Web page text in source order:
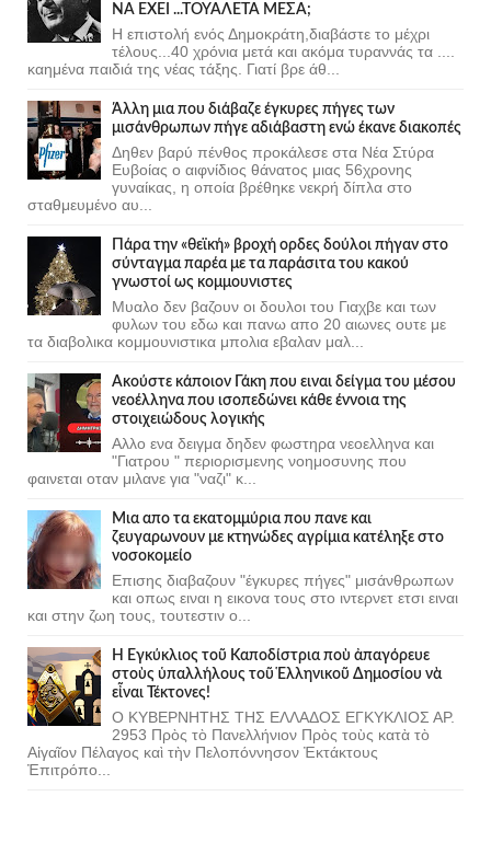
ΝΑ ΕΧΕΙ ...ΤΟΥΑΛΕΤΑ ΜΕΣΑ;
Η επιστολή ενός Δημοκράτη,διαβάστε το μέχρι
τέλους...40 χρόνια μετά και ακόμα τυραννάς τα ....
καημένα παιδιά της νέας τάξης. Γιατί βρε άθ...
Άλλη μια που διάβαζε έγκυρες πήγες των
μισάνθρωπων πήγε αδιάβαστη ενώ έκανε διακοπές
Δηθεν βαρύ πένθος προκάλεσε στα Νέα Στύρα
Ευβοίας ο αιφνίδιος θάνατος μιας 56χρονης
γυναίκας, η οποία βρέθηκε νεκρή δίπλα στο
σταθμευμένο αυ...
Πάρα την «θεϊκή» βροχή ορδες δούλοι πήγαν στο
σύνταγμα παρέα με τα παράσιτα του κακού
γνωστοί ως κομμουνιστες
Μυαλο δεν βαζουν οι δουλοι του Γιαχβε και των
φυλων του εδω και πανω απο 20 αιωνες ουτε με
τα διαβολικα κομμουνιστικα μπολια εβαλαν μαλ...
Ακούστε κάποιον Γάκη που ειναι δείγμα του μέσου
νεοέλληνα που ισοπεδώνει κάθε έννοια της
στοιχειώδους λογικής
Αλλο ενα δειγμα δηδεν φωστηρα νεοελληνα και
"Γιατρου " περιορισμενης νοημοσυνης που
φαινεται οταν μιλανε για "ναζι" κ...
Μια απο τα εκατομμύρια που πανε και
ζευγαρωνουν με κτηνώδες αγρίμια κατέληξε στο
νοσοκομείο
Επισης διαβαζουν "έγκυρες πήγες" μισάνθρωπων
και οπως ειναι η εικονα τους στο ιντερνετ ετσι ειναι
και στην ζωη τους, τουτεστιν ο...
Ἡ Ἐγκύκλιος τοῦ Καποδίστρια ποὺ ἀπαγόρευε
στοὺς ὑπαλλήλους τοῦ Ἑλληνικοῦ Δημοσίου νὰ
εἶναι Τέκτονες!
Ο ΚΥΒΕΡΝΗΤΗΣ ΤΗΣ ΕΛΛΑΔΟΣ ΕΓΚΥΚΛΙΟΣ ΑΡ.
2953 Πρὸς τὸ Πανελλήνιον Πρὸς τοὺς κατὰ τὸ
Αἰγαῖον Πέλαγος καὶ τὴν Πελοπόννησον Ἐκτάκτους
Ἐπιτρόπο...